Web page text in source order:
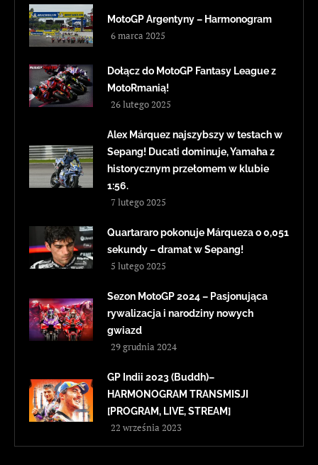
MotoGP Argentyny – Harmonogram
6 marca 2025
Dołącz do MotoGP Fantasy League z
MotoRmanią!
26 lutego 2025
Alex Márquez najszybszy w testach w
Sepang! Ducati dominuje, Yamaha z
historycznym przełomem w klubie
1:56.
7 lutego 2025
Quartararo pokonuje Márqueza o 0,051
sekundy – dramat w Sepang!
5 lutego 2025
Sezon MotoGP 2024 – Pasjonująca
rywalizacja i narodziny nowych
gwiazd
29 grudnia 2024
GP Indii 2023 (Buddh)–
HARMONOGRAM TRANSMISJI
[PROGRAM, LIVE, STREAM]
22 września 2023